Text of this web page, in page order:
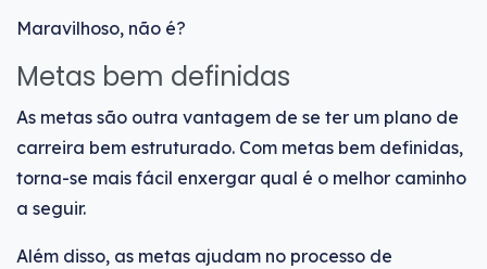
Maravilhoso, não é?
Metas bem definidas
As metas são outra vantagem de se ter um plano de
carreira bem estruturado. Com metas bem definidas,
torna-se mais fácil enxergar qual é o melhor caminho
a seguir.
Além disso, as metas ajudam no processo de